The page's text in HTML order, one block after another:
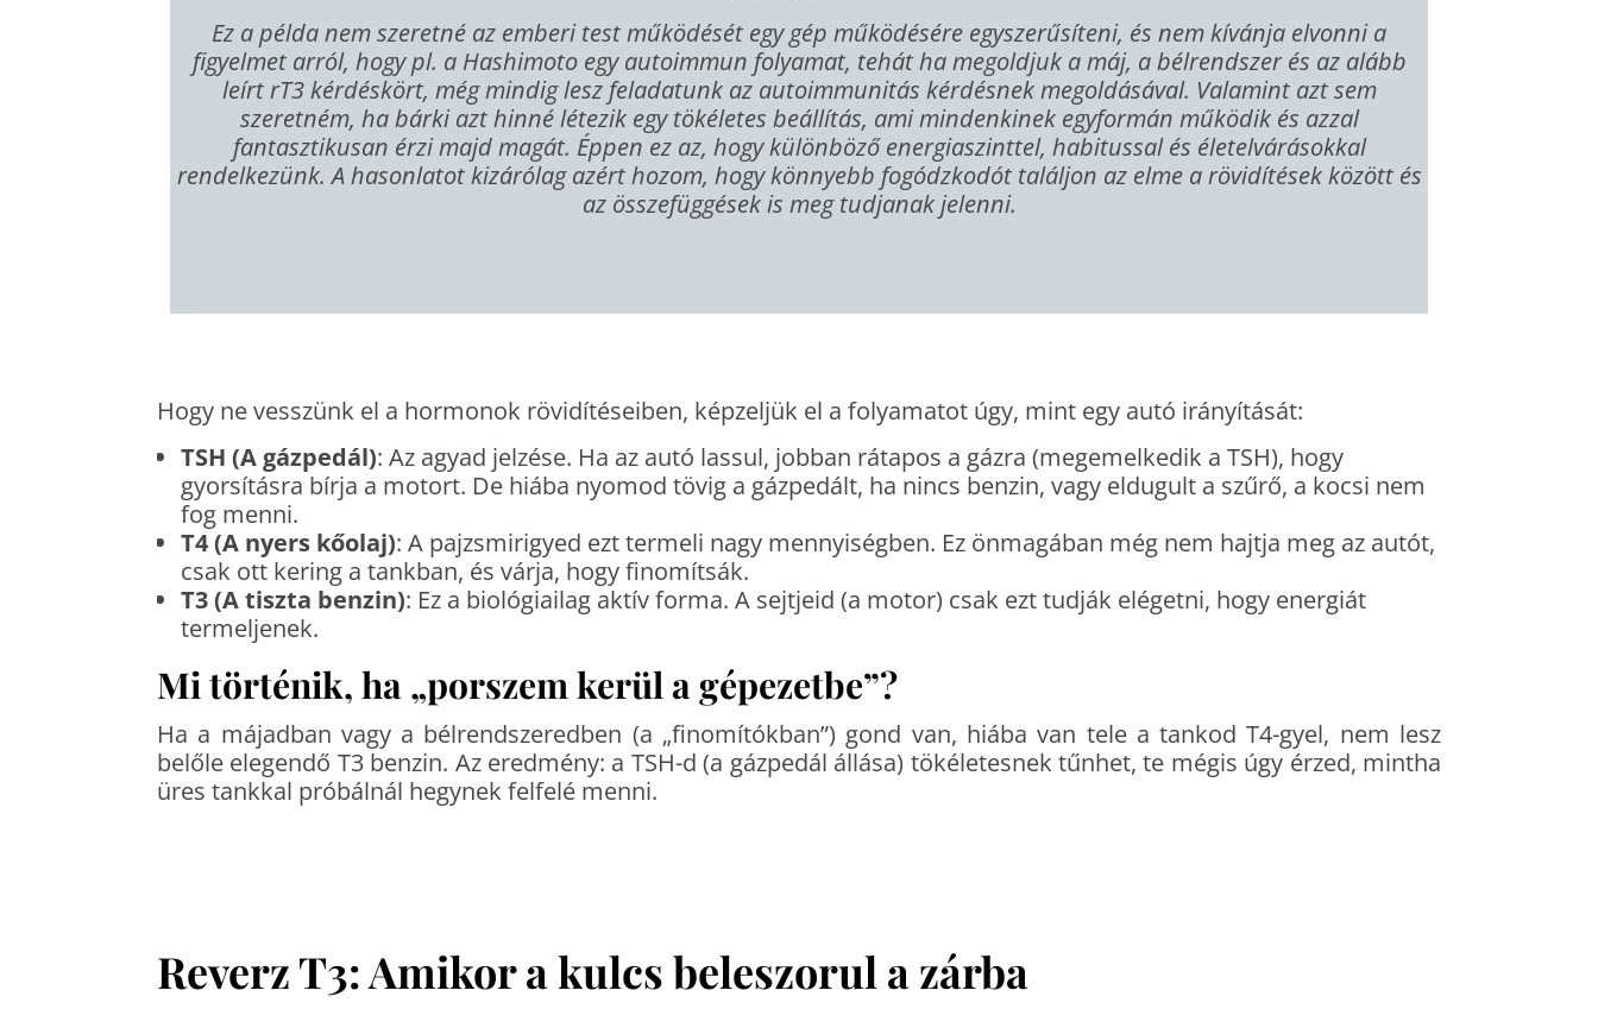
Ez a példa nem szeretné az emberi test működését egy gép működésére egyszerűsíteni, és nem kívánja elvonni a
figyelmet arról, hogy pl. a Hashimoto egy autoimmun folyamat, tehát ha megoldjuk a máj, a bélrendszer és az alább
leírt rT3 kérdéskört, még mindig lesz feladatunk az autoimmunitás kérdésnek megoldásával. Valamint azt sem
szeretném, ha bárki azt hinné létezik egy tökéletes beállítás, ami mindenkinek egyformán működik és azzal
fantasztikusan érzi majd magát. Éppen ez az, hogy különböző energiaszinttel, habitussal és életelvárásokkal
rendelkezünk. A hasonlatot kizárólag azért hozom, hogy könnyebb fogódzkodót találjon az elme a rövidítések között és
az összefüggések is meg tudjanak jelenni.
Hogy ne vesszünk el a hormonok rövidítéseiben, képzeljük el a folyamatot úgy, mint egy autó irányítását:
TSH (A gázpedál): Az agyad jelzése. Ha az autó lassul, jobban rátapos a gázra (megemelkedik a TSH), hogy
gyorsításra bírja a motort. De hiába nyomod tövig a gázpedált, ha nincs benzin, vagy eldugult a szűrő, a kocsi nem
fog menni.
T4 (A nyers kőolaj): A pajzsmirigyed ezt termeli nagy mennyiségben. Ez önmagában még nem hajtja meg az autót,
csak ott kering a tankban, és várja, hogy finomítsák.
T3 (A tiszta benzin): Ez a biológiailag aktív forma. A sejtjeid (a motor) csak ezt tudják elégetni, hogy energiát
termeljenek.
Mi történik, ha „porszem kerül a gépezetbe”?
Ha a májadban vagy a bélrendszeredben (a „finomítókban”) gond van, hiába van tele a tankod T4-gyel, nem lesz
belőle elegendő T3 benzin. Az eredmény: a TSH-d (a gázpedál állása) tökéletesnek tűnhet, te mégis úgy érzed, mintha
üres tankkal próbálnál hegynek felfelé menni.
Reverz T3: Amikor a kulcs beleszorul a zárba